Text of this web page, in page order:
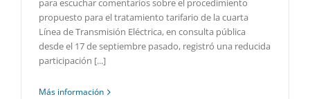
para escuchar comentarios sobre el procedimiento
propuesto para el tratamiento tarifario de la cuarta
Línea de Transmisión Eléctrica, en consulta pública
desde el 17 de septiembre pasado, registró una reducida
participación [...]
Más información